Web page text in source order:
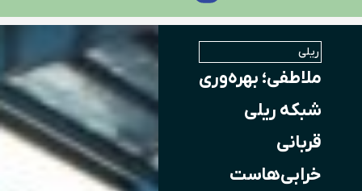
ریلی
ملاطفی؛ بهره‌وری
شبکه ریلی
قربانی
خرابی‌هاست